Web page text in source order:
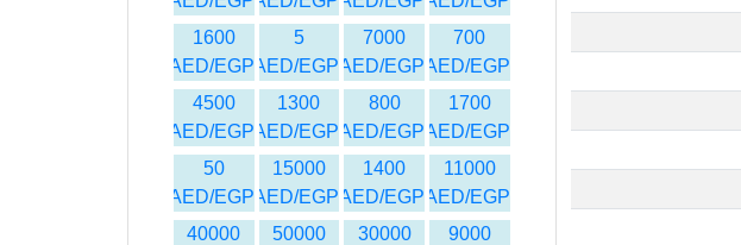
700
AED/EGP
7000
AED/EGP
5
AED/EGP
1600
AED/EGP
1700
AED/EGP
800
AED/EGP
1300
AED/EGP
4500
AED/EGP
11000
AED/EGP
1400
AED/EGP
15000
AED/EGP
50
AED/EGP
9000
30000
50000
40000